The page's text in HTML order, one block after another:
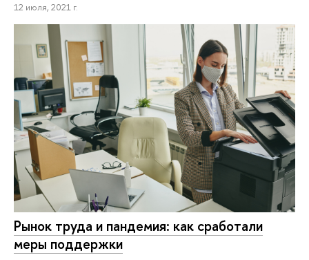
12 июля, 2021 г.
Рынок труда и пандемия: как сработали
меры поддержки